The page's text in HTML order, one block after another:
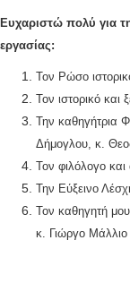
Ευχαριστώ πολύ για
εργασίας:
Τον Ρώσο
Τον ιστορικό
Την καθηγήτρια
Δήμογλου, κ.
Τον φιλόλογο
Την Εύξεινο
Τον καθηγητή
κ. Γιώργο Μάλλιο